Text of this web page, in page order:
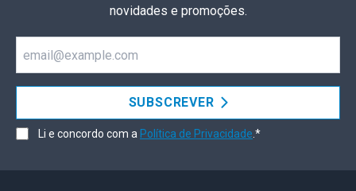
novidades e promoções.
SUBSCREVER
Li e concordo com a Política de Privacidade .*